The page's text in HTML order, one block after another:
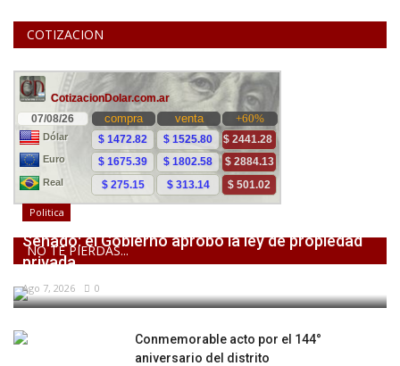
COTIZACION
NO TE PIERDAS...
Politica
Senado: el Gobierno aprobó la ley de propiedad
privada,...
Ago 7, 2026 0
Conmemorable acto por el 144°
aniversario del distrito